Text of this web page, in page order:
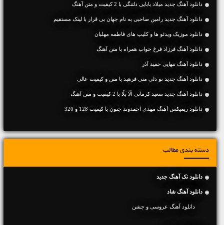
دانلود آهنگ جديد میلاد بابایی دلتنگی با 2 کیفیت و متن آهنگ
دانلود آهنگ جديد رامین صاحبی به نام جهان بی قرار با لینک مستقیم
دانلود موزیک ویدئو ها و کلیپ های فاطمه مهلبان
دانلود آهنگ فرزاد فرخ خواب همراه با متن آهنگ
دانلود آهنگ تنهایی حمید آذر
دانلود آهنگ جديد تو دلی منی فرهبد با متن و کیفیت عالی
دانلود آهنگ جديد سعید کرمانی الّا بلّا با 2 کیفیت و متن آهنگ
دانلود ریمیکس آهنگ مهدی احمدوند جنون با کیفیت 128 و 320
دسته بندی مطالب
دانلود تک آهنگ جدید
دانلود آهنگ شاد
دانلود آهنگ عروسی و جشن